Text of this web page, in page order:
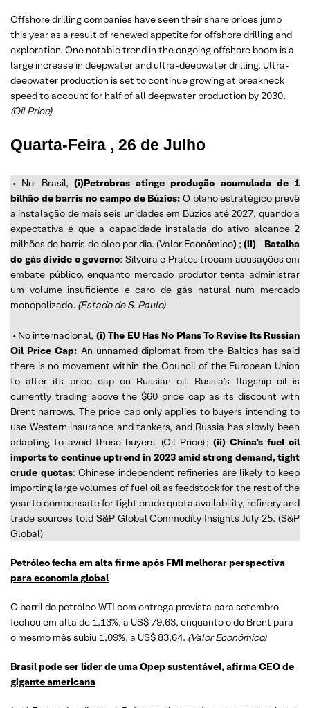
Offshore drilling companies have seen their share prices jump
this year as a result of renewed appetite for offshore drilling and
exploration. One notable trend in the ongoing offshore boom is a
large increase in deepwater and ultra-deepwater drilling. Ultra-
deepwater production is set to continue growing at breakneck
speed to account for half of all deepwater production by 2030.
(Oil Price)
Quarta-Feira , 26 de Julho
• No Brasil,(i)Petrobras atinge produção acumulada de 1
bilhão de barris no campo de Búzios: O plano estratégico prevê
a instalação de mais seis unidades em Búzios até 2027, quando a
expectativa é que a capacidade instalada do ativo alcance 2
milhões de barris de óleo por dia. (Valor Econômico) ; (ii)
Batalha
do gás divide o governo: Silveira e Prates trocam acusações em
embate público, enquanto mercado produtor tenta administrar
um volume insuficiente e caro de gás natural num mercado
monopolizado. (Estado de S. Paulo)
• No internacional, (i) The EU Has No Plans To Revise Its Russian
Oil Price Cap: An unnamed diplomat from the Baltics has said
there is no movement within the Council of the European Union
to alter its price cap on Russian oil. Russia’s flagship oil is
currently trading above the $60 price cap as its discount with
Brent narrows. The price cap only applies to buyers intending to
use Western insurance and tankers, and Russia has slowly been
adapting to avoid those buyers. (Oil Price);(ii) China’s fuel oil
imports to continue uptrend in 2023 amid strong demand, tight
crude quotas: Chinese independent refineries are likely to keep
importing large volumes of fuel oil as feedstock for the rest of the
year to compensate for tight crude quota availability, refinery and
trade sources told S&P Global Commodity Insights July 25. (S&P
Global)
Petróleo fecha em alta firme após FMI melhorar perspectiva
para economia global
O barril do petróleo WTI com entrega prevista para setembro
fechou em alta de 1,13%, a US$ 79,63, enquanto o do Brent para
o mesmo mês subiu 1,09%, a US$ 83,64. (Valor Econômico)
Brasil pode ser líder de uma Opep sustentável, afirma CEO de
gigante americana